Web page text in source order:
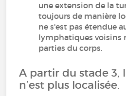
une extension de la
toujours de manière
ne s'est pas étendue
lymphatiques voisins
parties du corps.
A partir du stade 3,
n’est plus localisée.